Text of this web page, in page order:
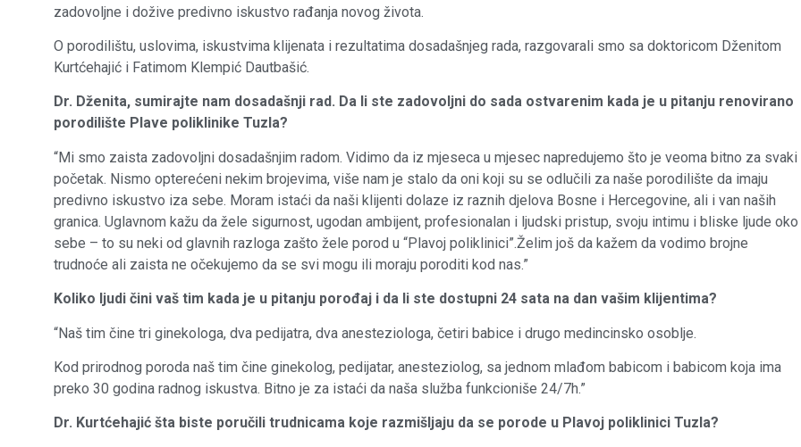
zadovoljne i dožive predivno iskustvo rađanja novog života.
O porodilištu, uslovima, iskustvima klijenata i rezultatima dosadašnjeg rada, razgovarali smo sa doktoricom Dženitom
Kurtćehajić i Fatimom Klempić Dautbašić.
Dr. Dženita, sumirajte nam dosadašnji rad. Da li ste zadovoljni do sada ostvarenim kada je u pitanju renovirano
porodilište Plave poliklinike Tuzla?
“Mi smo zaista zadovoljni dosadašnjim radom. Vidimo da iz mjeseca u mjesec napredujemo što je veoma bitno za svaki
početak. Nismo opterećeni nekim brojevima, više nam je stalo da oni koji su se odlučili za naše porodilište da imaju
predivno iskustvo iza sebe. Moram istaći da naši klijenti dolaze iz raznih djelova Bosne i Hercegovine, ali i van naših
granica. Uglavnom kažu da žele sigurnost, ugodan ambijent, profesionalan i ljudski pristup, svoju intimu i bliske ljude oko
sebe – to su neki od glavnih razloga zašto žele porod u “Plavoj poliklinici”.Želim još da kažem da vodimo brojne
trudnoće ali zaista ne očekujemo da se svi mogu ili moraju poroditi kod nas.”
Koliko ljudi čini vaš tim kada je u pitanju porođaj i da li ste dostupni 24 sata na dan vašim klijentima?
“Naš tim čine tri ginekologa, dva pedijatra, dva anesteziologa, četiri babice i drugo medincinsko osoblje.
Kod prirodnog poroda naš tim čine ginekolog, pedijatar, anesteziolog, sa jednom mlađom babicom i babicom koja ima
preko 30 godina radnog iskustva. Bitno je za istaći da naša služba funkcioniše 24/7h.”
Dr. Kurtćehajić šta biste poručili trudnicama koje razmišljaju da se porode u Plavoj poliklinici Tuzla?